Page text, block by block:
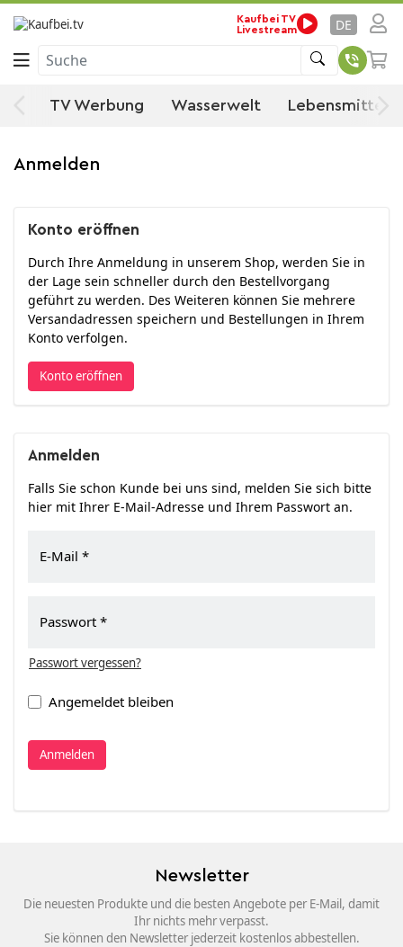
Kaufbei TV
Livestream
DE
Suche
TV Werbung Wasserwelt Lebensmittel
Anmelden
Konto eröffnen
Durch Ihre Anmeldung in unserem Shop, werden Sie in
der Lage sein schneller durch den Bestellvorgang
geführt zu werden. Des Weiteren können Sie mehrere
Versandadressen speichern und Bestellungen in Ihrem
Konto verfolgen.
Konto eröffnen
Anmelden
Falls Sie schon Kunde bei uns sind, melden Sie sich bitte
hier mit Ihrer E-Mail-Adresse und Ihrem Passwort an.
E-Mail
Passwort
Passwort vergessen?
Angemeldet bleiben
Anmelden
Newsletter
Die neuesten Produkte und die besten Angebote per E-Mail, damit
Ihr nichts mehr verpasst.
Sie können den Newsletter jederzeit kostenlos abbestellen.